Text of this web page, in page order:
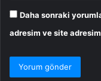
Daha sonraki
adresim ve site